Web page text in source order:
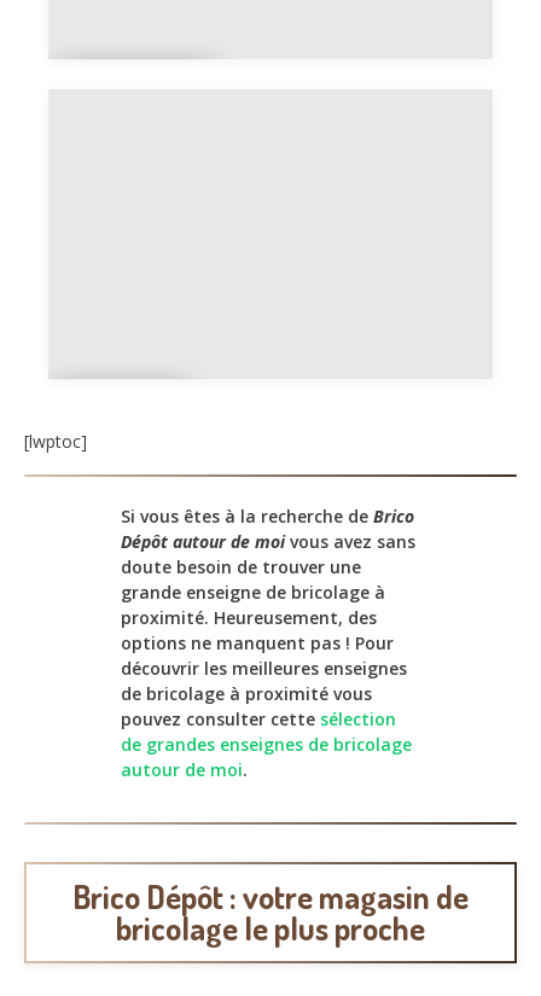
[lwptoc]
Si vous êtes à la recherche de Brico
Dépôt autour de moivous avez sans
doute besoin de trouver une
grande enseigne de bricolage à
proximité. Heureusement, des
options ne manquent pas ! Pour
découvrir les meilleures enseignes
de bricolage à proximité vous
pouvez consulter cette sélection
de grandes enseignes de bricolage
autour de moi.
Brico Dépôt : votre magasin de
bricolage le plus proche